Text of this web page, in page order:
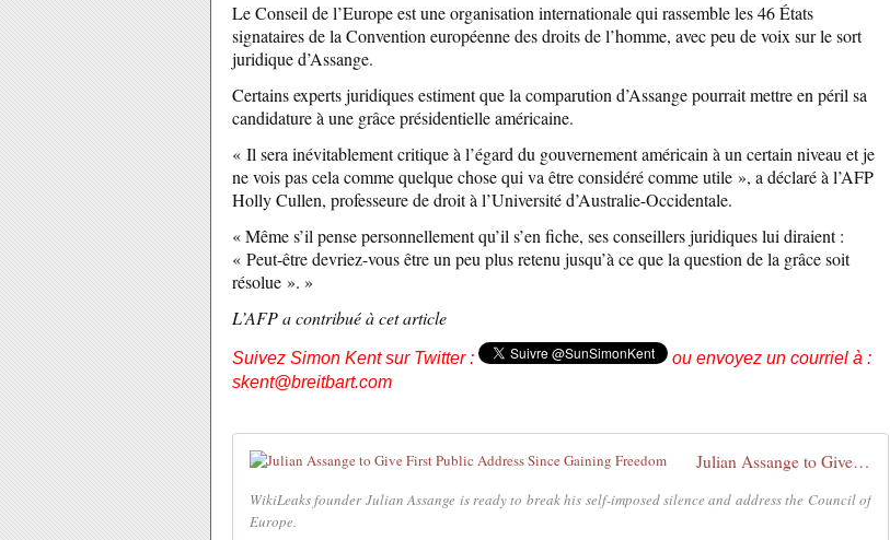
Le Conseil de l’Europe est une organisation internationale qui rassemble les 46 États
signataires de la Convention européenne des droits de l’homme, avec peu de voix sur le sort
juridique d’Assange.
Certains experts juridiques estiment que la comparution d’Assange pourrait mettre en péril sa
candidature à une grâce présidentielle américaine.
« Il sera inévitablement critique à l’égard du gouvernement américain à un certain niveau et je
ne vois pas cela comme quelque chose qui va être considéré comme utile », a déclaré à l’AFP
Holly Cullen, professeure de droit à l’Université d’Australie-Occidentale.
« Même s’il pense personnellement qu’il s’en fiche, ses conseillers juridiques lui diraient :
« Peut-être devriez-vous être un peu plus retenu jusqu’à ce que la question de la grâce soit
résolue ». »
L’AFP a contribué à cet article
Suivez Simon Kent sur Twitter :
ou envoyez un courriel à :
skent@breitbart.com
Julian Assange to Give First Public Address Since Gaining Freedom
WikiLeaks founder Julian Assange is ready to break his self-imposed silence and address the Council of
Europe.